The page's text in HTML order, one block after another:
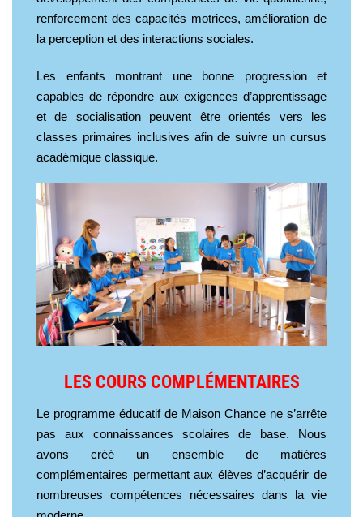
renforcement des capacités motrices, amélioration de
la perception et des interactions sociales.
Les enfants montrant une bonne progression et
capables de répondre aux exigences d’apprentissage
et de socialisation peuvent être orientés vers les
classes primaires inclusives afin de suivre un cursus
académique classique.
LES COURS COMPLÉMENTAIRES
Le programme éducatif de Maison Chance ne s’arrête
pas aux connaissances scolaires de base. Nous
avons créé un ensemble de matières
complémentaires permettant aux élèves d’acquérir de
nombreuses compétences nécessaires dans la vie